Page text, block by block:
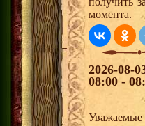
момента.
2026-08-
08:00 -
Уважаемые